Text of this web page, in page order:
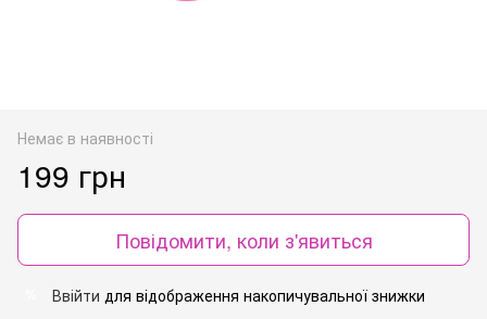
Немає в наявності
199 грн
Повідомити, коли з'явиться
Ввійти для відображення накопичувальної знижки